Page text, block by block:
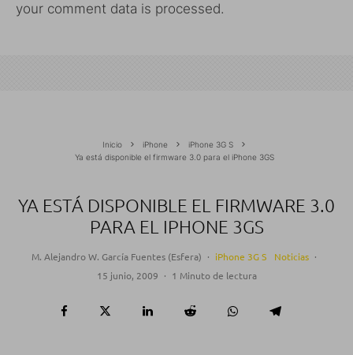
your comment data is processed.
Inicio iPhone
iPhone 3G S
Ya está disponible el firmware 3.0 para el iPhone 3GS
YA ESTÁ DISPONIBLE EL FIRMWARE 3.0
PARA EL IPHONE 3GS
M. Alejandro W. García Fuentes (Esfera) · iPhone 3G S Noticias ·
15 junio, 2009 · 1 Minuto de lectura